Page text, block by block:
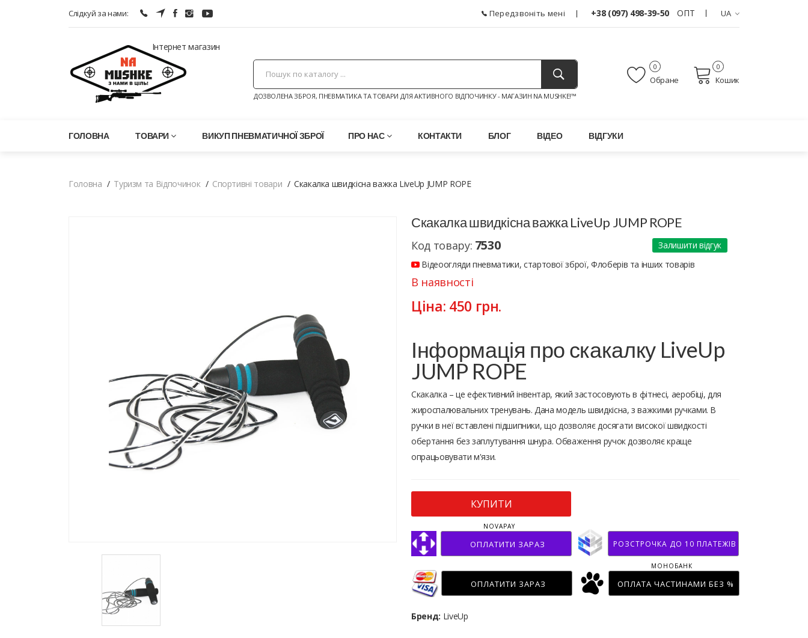
Слідкуй за нами: Передзвоніть мені +38 (097) 498-39-50 ОПТ UA
Інтернет магазин
ДОЗВОЛЕНА ЗБРОЯ, ПНЕВМАТИКА ТА ТОВАРИ ДЛЯ АКТИВНОГО ВІДПОЧИНКУ - МАГАЗИН NA MUSHKE!™
Обране
0
Кошик
0
ГОЛОВНА ТОВАРИ ВИКУП ПНЕВМАТИЧНОЇ ЗБРОЇ ПРО НАС КОНТАКТИ БЛОГ ВІДЕО ВІДГУКИ
Головна Туризм та Відпочинок Спортивні товари Скакалка швидкісна важка LiveUp JUMP ROPE
Скакалка швидкісна важка LiveUp JUMP ROPE
Код товару: 7530
Залишити відгук
Відеоогляди пневматики, стартової зброї, Флоберів та інших товарів
В наявності
Ціна: 450 грн.
Інформація про скакалку LiveUp
JUMP ROPE
Скакалка – це ефективний інвентар, який застосовують в фітнесі, аеробіці, для
жироспалювальних тренувань. Дана модель швидкісна, з важкими ручками. В
ручки в неї вставлені підшипники, що дозволяє досягати високої швидкості
обертання без заплутування шнура. Обваження ручок дозволяє краще
опрацьовувати м'язи.
КУПИТИ
ОПЛАТИТИ ЗАРАЗ
NOVAPAY
РОЗСТРОЧКА ДО 10 ПЛАТЕЖІВ
ОПЛАТИТИ ЗАРАЗ ОПЛАТА ЧАСТИНАМИ БЕЗ %
МОНОБАНК
Бренд: LiveUp